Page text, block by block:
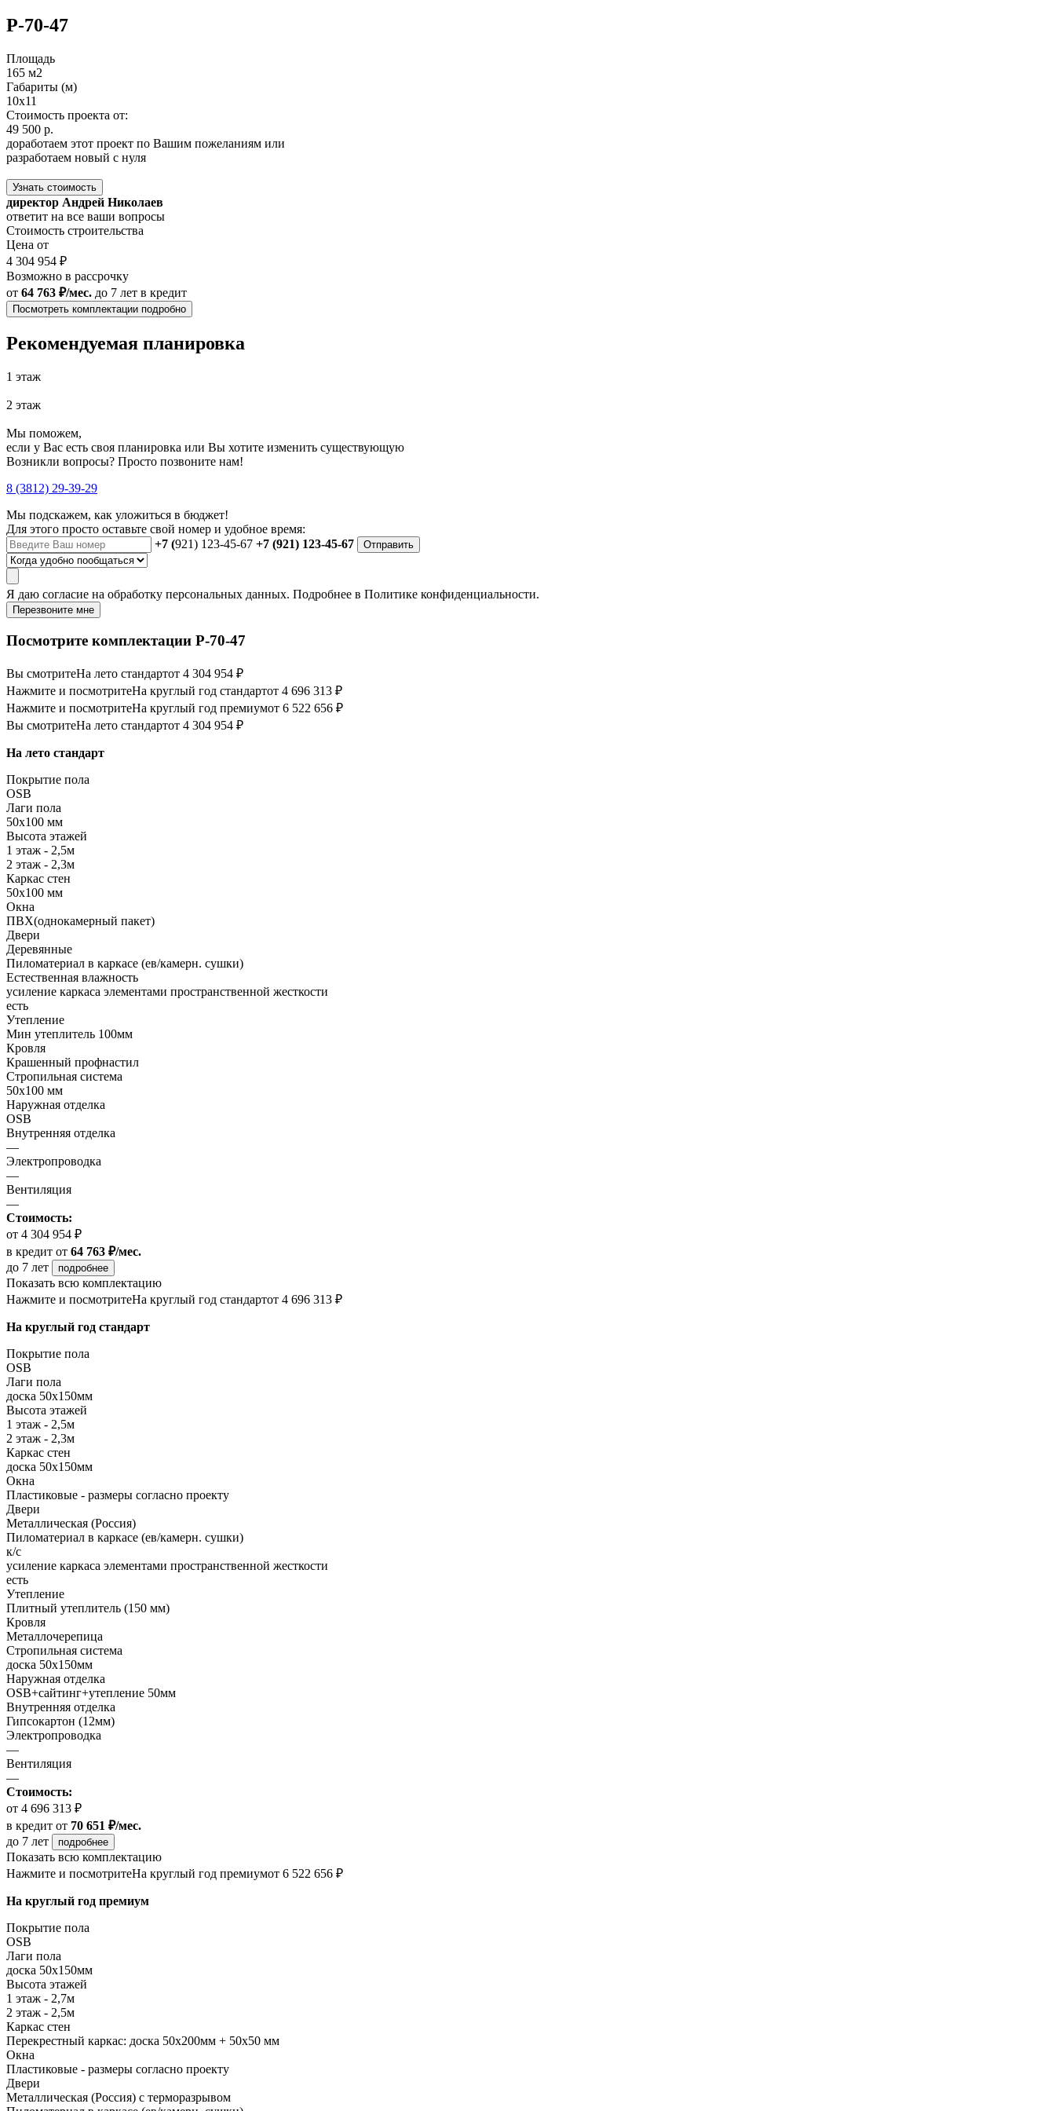
Р-70-47
Площадь
165 м2
Габариты (м)
10х11
Стоимость проекта от:
49 500 р.
доработаем этот проект по Вашим пожеланиям или
разработаем новый с нуля
Узнать стоимость
директор Андрей Николаев
ответит на все ваши вопросы
Стоимость строительства
Цена от
4 304 954 ₽
Возможно в рассрочку
от 64 763 ₽/мес. до 7 лет в кредит
Посмотреть комплектации подробно
Рекомендуемая планировка
1 этаж
2 этаж
Мы поможем,
если у Вас есть своя планировка или Вы хотите изменить существующую
Возникли вопросы? Просто позвоните нам!
8 (3812) 29-39-29
Мы подскажем, как уложиться в бюджет!
Для этого просто оставьте свой номер и удобное время:
+7 (921) 123-45-67 +7 (921) 123-45-67 Отправить
Я даю согласие на обработку персональных данных. Подробнее в Политике конфиденциальности.
Перезвоните мне
Посмотрите комплектации Р-70-47
Вы смотритеНа лето стандартот 4 304 954 ₽
Нажмите и посмотритеНа круглый год стандартот 4 696 313 ₽
Нажмите и посмотритеНа круглый год премиумот 6 522 656 ₽
Вы смотритеНа лето стандартот 4 304 954 ₽
На лето стандарт
Покрытие пола
OSB
Лаги пола
50х100 мм
Высота этажей
1 этаж - 2,5м
2 этаж - 2,3м
Каркас стен
50х100 мм
Окна
ПВХ(однокамерный пакет)
Двери
Деревянные
Пиломатериал в каркасе (ев/камерн. сушки)
Естественная влажность
усиление каркаса элементами пространственной жесткости
есть
Утепление
Мин утеплитель 100мм
Кровля
Крашенный профнастил
Стропильная система
50х100 мм
Наружная отделка
OSB
Внутренняя отделка
—
Электропроводка
—
Вентиляция
—
Стоимость:
от 4 304 954 ₽
в кредит от 64 763 ₽/мес.
до 7 лет
подробнее
Показать всю комплектацию
Нажмите и посмотритеНа круглый год стандартот 4 696 313 ₽
На круглый год стандарт
Покрытие пола
ОSB
Лаги пола
доска 50х150мм
Высота этажей
1 этаж - 2,5м
2 этаж - 2,3м
Каркас стен
доска 50х150мм
Окна
Пластиковые - размеры согласно проекту
Двери
Металлическая (Россия)
Пиломатериал в каркасе (ев/камерн. сушки)
к/с
усиление каркаса элементами пространственной жесткости
есть
Утепление
Плитный утеплитель (150 мм)
Кровля
Металлочерепица
Стропильная система
доска 50х150мм
Наружная отделка
OSB+сайтинг+утепление 50мм
Внутренняя отделка
Гипсокартон (12мм)
Электропроводка
—
Вентиляция
—
Стоимость:
от 4 696 313 ₽
в кредит от 70 651 ₽/мес.
до 7 лет
подробнее
Показать всю комплектацию
Нажмите и посмотритеНа круглый год премиумот 6 522 656 ₽
На круглый год премиум
Покрытие пола
ОSB
Лаги пола
доска 50х150мм
Высота этажей
1 этаж - 2,7м
2 этаж - 2,5м
Каркас стен
Перекрестный каркас: доска 50х200мм + 50х50 мм
Окна
Пластиковые - размеры согласно проекту
Двери
Металлическая (Россия) с терморазрывом